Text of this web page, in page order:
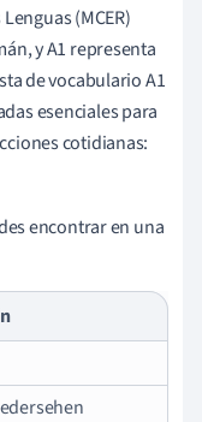
(MCER)
y A1 representa
de vocabulario A1
esenciales para
cotidianas:
encontrar en una